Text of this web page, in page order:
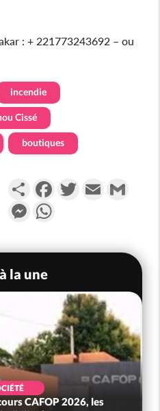
: + 221773243692 – ou
incendie
Cissé
boutiques
PartagerFacebookTwitterEmail
Messenger
la une
CAFOP 2026, les